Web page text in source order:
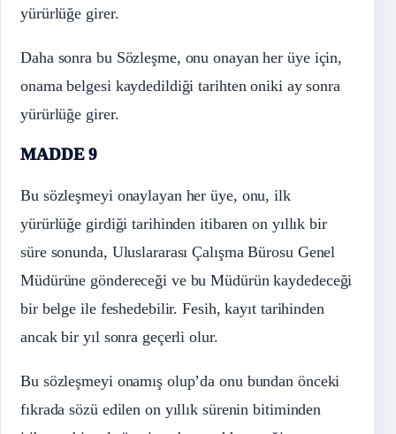
yürürlüğe girer.
Daha sonra bu Sözleşme, onu onayan her üye için,
onama belgesi kaydedildiği tarihten oniki ay sonra
yürürlüğe girer.
MADDE 9
Bu sözleşmeyi onaylayan her üye, onu, ilk
yürürlüğe girdiği tarihinden itibaren on yıllık bir
süre sonunda, Uluslararası Çalışma Bürosu Genel
Müdürüne göndereceği ve bu Müdürün kaydedeceği
bir belge ile feshedebilir. Fesih, kayıt tarihinden
ancak bir yıl sonra geçerli olur.
Bu sözleşmeyi onamış olup’da onu bundan önceki
fıkrada sözü edilen on yıllık sürenin bitiminden